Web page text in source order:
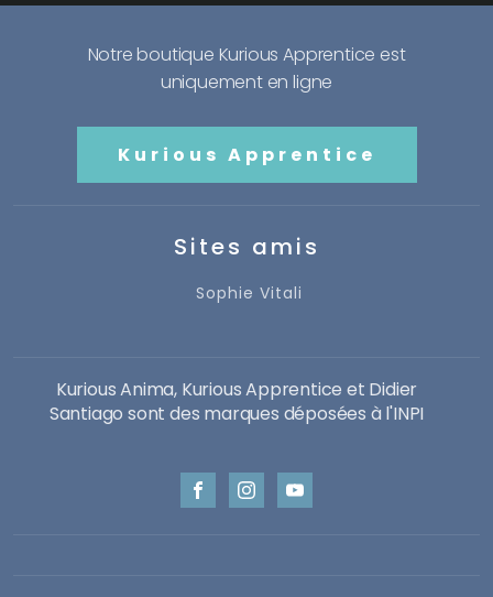
Notre boutique Kurious Apprentice est
uniquement en ligne
Kurious Apprentice
Sites amis
Sophie Vitali
Kurious Anima, Kurious Apprentice et Didier
Santiago sont des marques déposées à l'INPI